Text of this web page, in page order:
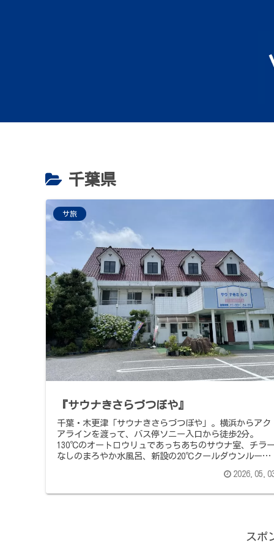
千葉県
サ旅
『サウナきさらづつぼや』
千葉・木更津「サウナきさらづつぼや」。横浜からアク
アラインを渡って、バス停ソニー入口から徒歩2分。
130℃のオートロウリュであっちあちのサウナ室、チラー
なしのまろやか水風呂、新設の20℃クールダウンルー
ニング、頼めば作ってくれるペヤング焼きそばと黒ラベ
スポ